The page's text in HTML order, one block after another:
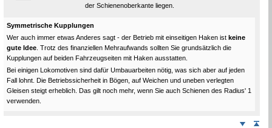
der Schienenoberkante liegen.
Symmetrische Kupplungen
Wer auch immer etwas Anderes sagt - der Betrieb mit einseitigen Haken ist keine
gute Idee. Trotz des finanziellen Mehraufwands sollten Sie grundsätzlich die
Kupplungen auf beiden Fahrzeugseiten mit Haken ausstatten.
Bei einigen Lokomotiven sind dafür Umbauarbeiten nötig, was sich aber auf jeden
Fall lohnt. Die Betriebssicherheit in Bögen, auf Weichen und uneben verlegten
Gleisen steigt erheblich. Das gilt noch mehr, wenn Sie auch Schienen des Radius' 1
verwenden.
Weiter